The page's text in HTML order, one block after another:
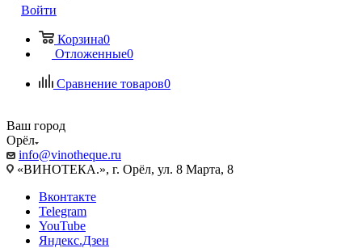
Войти
Корзина0
Отложенные0
Сравнение товаров0
Ваш город
Орёл
info@vinotheque.ru
«ВИНОТЕКА.», г. Орёл, ул. 8 Марта, 8
Вконтакте
Telegram
YouTube
Яндекс.Дзен